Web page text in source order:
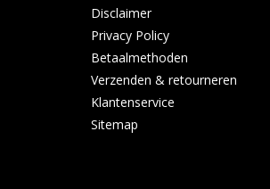
Disclaimer
Privacy Policy
Betaalmethoden
Verzenden & retourneren
Klantenservice
Sitemap